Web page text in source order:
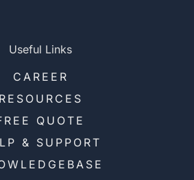
Useful Links
CAREER
RESOURCES
QUOTE
& SUPPORT